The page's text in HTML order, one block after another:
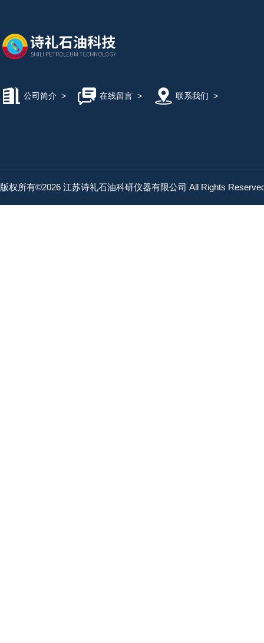
公司简介 > 在线留言> 联系我们 >
版权所有©2026 江苏诗礼石油科研仪器有限公司 All Rights